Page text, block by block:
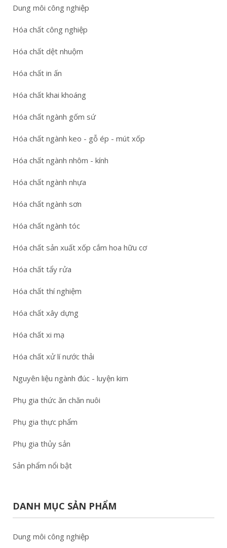
Dung môi công nghiệp
Hóa chất công nghiệp
Hóa chất dệt nhuộm
Hóa chất in ấn
Hóa chất khai khoáng
Hóa chất ngành gốm sứ
Hóa chất ngành keo - gỗ ép - mút xốp
Hóa chất ngành nhôm - kính
Hóa chất ngành nhựa
Hóa chất ngành sơn
Hóa chất ngành tóc
Hóa chất sản xuất xốp cắm hoa hữu cơ
Hóa chất tẩy rửa
Hóa chất thí nghiệm
Hóa chất xây dựng
Hóa chất xi mạ
Hóa chất xử lí nước thải
Nguyên liệu ngành đúc - luyện kim
Phụ gia thức ăn chăn nuôi
Phụ gia thực phẩm
Phụ gia thủy sản
Sản phẩm nổi bật
DANH MỤC SẢN PHẨM
Dung môi công nghiệp